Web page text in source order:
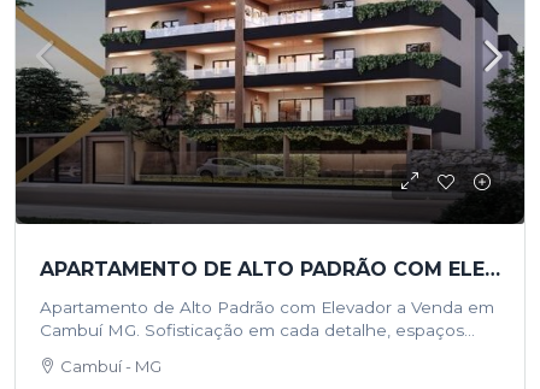
APARTAMENTO DE ALTO PADRÃO COM ELEVADOR A VENDA EM CAMBUÍ MG
Apartamento de Alto Padrão com Elevador a Venda em
Cambuí MG. Sofisticação em cada detalhe, espaços
e o verde na natureza!…
Cambuí - MG